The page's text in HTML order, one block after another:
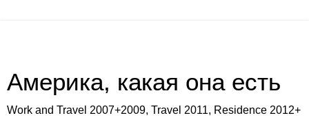
Америка, какая она есть
Work and Travel 2007+2009, Travel 2011, Residence 2012+